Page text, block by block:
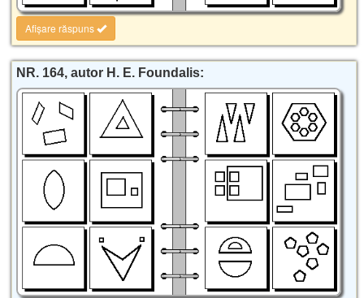
Afișare răspuns
NR. 164, autor H. E. Foundalis: